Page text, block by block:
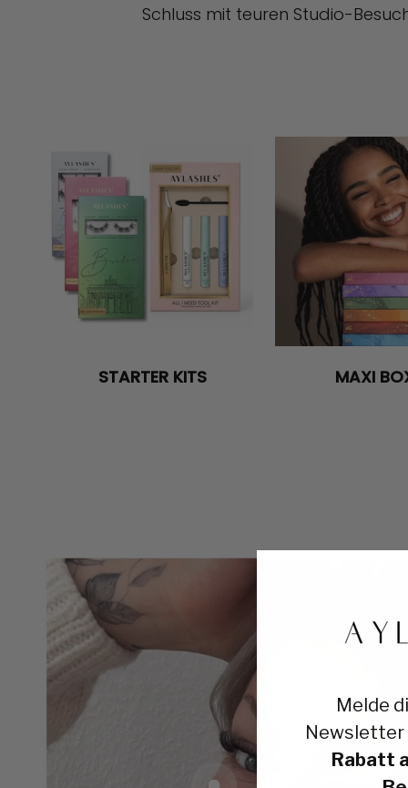
Schluss mit teuren Studio-
STARTER KITS MAXI
Melde
Newsletter
Rabatt